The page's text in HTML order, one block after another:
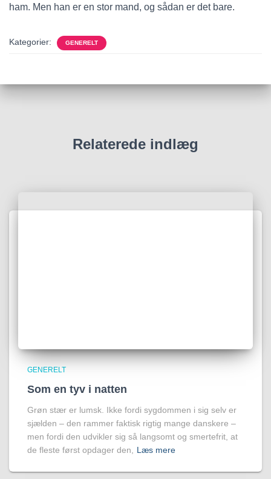
ham. Men han er en stor mand, og sådan er det bare.
Kategorier: GENERELT
Relaterede indlæg
GENERELT
Som en tyv i natten
Grøn stær er lumsk. Ikke fordi sygdommen i sig selv er
sjælden – den rammer faktisk rigtig mange danskere –
men fordi den udvikler sig så langsomt og smertefrit, at
de fleste først opdager den,
Læs mere